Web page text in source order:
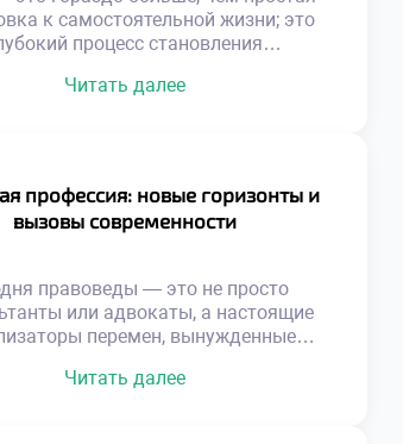
фундаментальным […]
к самостоятельной жизни; это
процесс становления
профиля, покидающий стены
пониманию тонкостей
отношений. Такой специалист
право представляет собой не
механизм, способный […]
Читать далее
профессия: новые горизонты и
вызовы современности
правоведы — это не просто
или адвокаты, а настоящие
перемен, вынужденные
мира. С одной стороны,
Читать далее